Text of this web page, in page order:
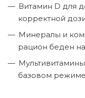
Витамин D для
корректной
Минералы и
рацион беден
базовом